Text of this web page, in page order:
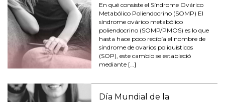
En qué consiste el Síndrome Ovárico
Metabólico Poliendocrino (SOMP) El
síndrome ovárico metabólico
poliendocrino (SOMP/PMOS) es lo que
hasta hace poco recibía el nombre de
síndrome de ovarios poliquísticos
(SOP), este cambio se estableció
mediante […]
Día Mundial de la